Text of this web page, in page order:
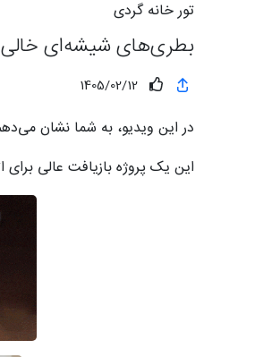
تور خانه گردی
بطری‌های شیشه‌ای خالی
1405/02/12
در این ویدیو، به شما نشان
این یک پروژه بازیافت عالی